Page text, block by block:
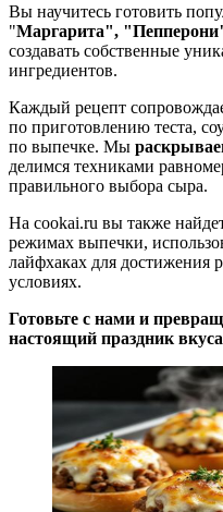
Вы научитесь готовить
"Маргарита",
создавать собственные
ингредиентов.
Каждый рецепт
по приготовлению теста,
по выпечке. Мы
делимся техниками
правильного выбора сыра.
На cookai.ru вы также
режимах выпечки,
лайфхаках для достижения
условиях.
Готовьте с нами и
настоящий праздник